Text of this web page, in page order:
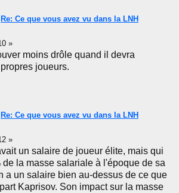
Re: Ce que vous avez vu dans la LNH
»
moins drôle quand il devra
joueurs.
Re: Ce que vous avez vu dans la LNH
»
un salaire de joueur élite, mais qui
de la masse salariale à l'époque de sa
a un salaire bien au-dessus de ce que
Kaprisov. Son impact sur la masse